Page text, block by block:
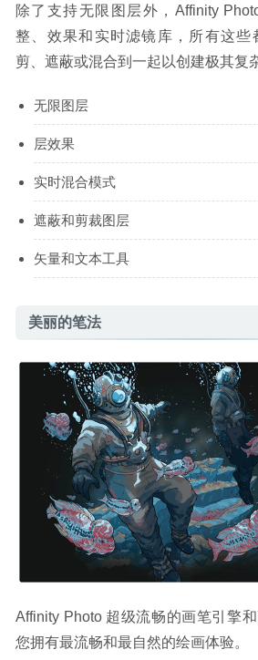
除了支持无限图层外，Affinity
整、效果和实时滤镜库，所有这些
剪、遮蔽或混合到一起以创建极其复
无限图层
层效果
实时混合模式
遮蔽和剪裁图层
矢量和文本工具
美丽的笔法
Affinity Photo 超级流畅的画笔引擎
您拥有最流畅和最自然的绘画体验。